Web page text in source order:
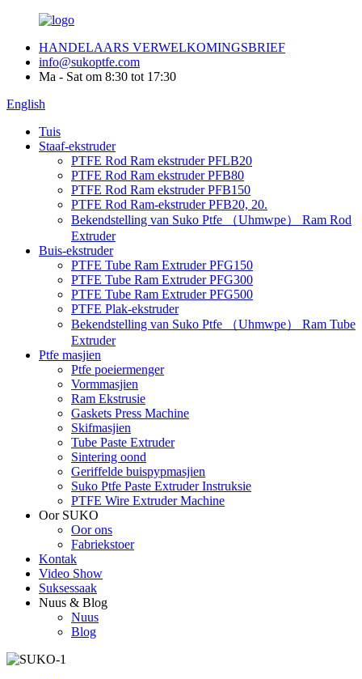
HANDELAARS VERWELKOMINGSBRIEF
info@sukoptfe.com
Ma - Sat om 8:30 tot 17:30
English
Tuis
Staaf-ekstruder
PTFE Rod Ram ekstruder PFLB20
PTFE Rod Ram ekstruder PFB80
PTFE Rod Ram ekstruder PFB150
PTFE Rod Ram-ekstruder PFB20, 20.
Bekendstelling van Suko Ptfe （Uhmwpe） Ram Rod
Extruder
Buis-ekstruder
PTFE Tube Ram Extruder PFG150
PTFE Tube Ram Extruder PFG300
PTFE Tube Ram Extruder PFG500
PTFE Plak-ekstruder
Bekendstelling van Suko Ptfe （Uhmwpe） Ram Tube
Extruder
Ptfe masjien
Ptfe poeiermenger
Vormmasjien
Ram Ekstrusie
Gaskets Press Machine
Skifmasjien
Tube Paste Extruder
Sintering oond
Geriffelde buispypmasjien
Suko Ptfe Paste Extruder Instruksie
PTFE Wire Extruder Machine
Oor SUKO
Oor ons
Fabriekstoer
Kontak
Video Show
Suksessaak
Nuus & Blog
Nuus
Blog